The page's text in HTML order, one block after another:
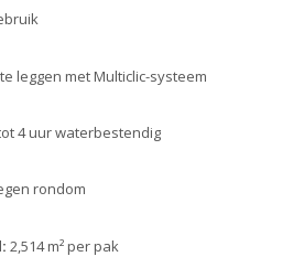
leggen met Multiclic-systeem
4 uur waterbestendig
rondom
2,514 m² per pak